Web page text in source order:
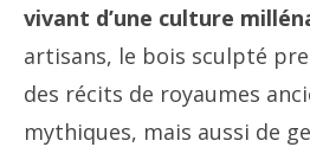
vivant d’une culture
artisans, le bois sculpté
des récits de royaumes
mythiques, mais aussi de